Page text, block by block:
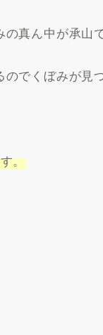
真ん中が承山で
でくぼみが見
。